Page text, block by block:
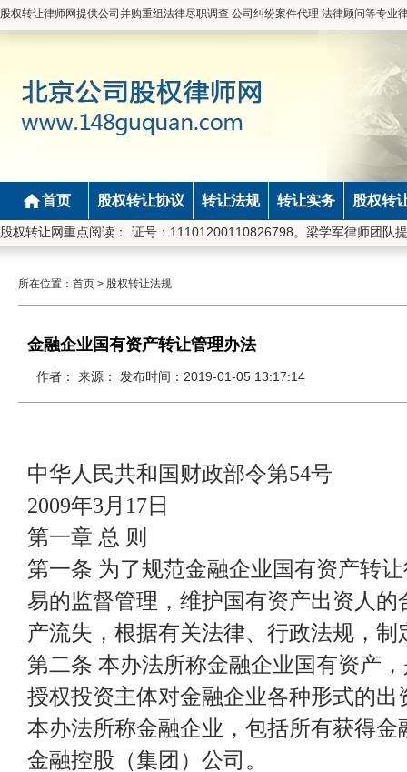
股权转让律师网提供公司并购重组法律尽职调查 公司纠纷案件代理 法律顾问等专业
首页 股权转让协议 转让法规 转让实务 股权转
股权转让网重点阅读：
务所律师，执业证号：11101200110826798。梁学军律师团队提供
所在位置： 首页 > 股权转让法规
金融企业国有资产转让管理办法
作者： 来源： 发布时间：2019-01-05 13:17:14
中华人民共和国财政部令第54号
2009年3月17日
第一章 总 则
第一条 为了规范金融企业国有资产转
易的监督管理，维护国有资产出资人
产流失，根据有关法律、行政法规，制
第二条 本办法所称金融企业国有资产
授权投资主体对金融企业各种形式的出
本办法所称金融企业，包括所有获得
金融控股（集团）公司。